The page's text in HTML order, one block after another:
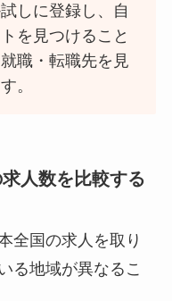
しに登録し、自
を見つけること
職・転職先を見
。
人数を比較する
全国の求人を取り
る地域が異なるこ